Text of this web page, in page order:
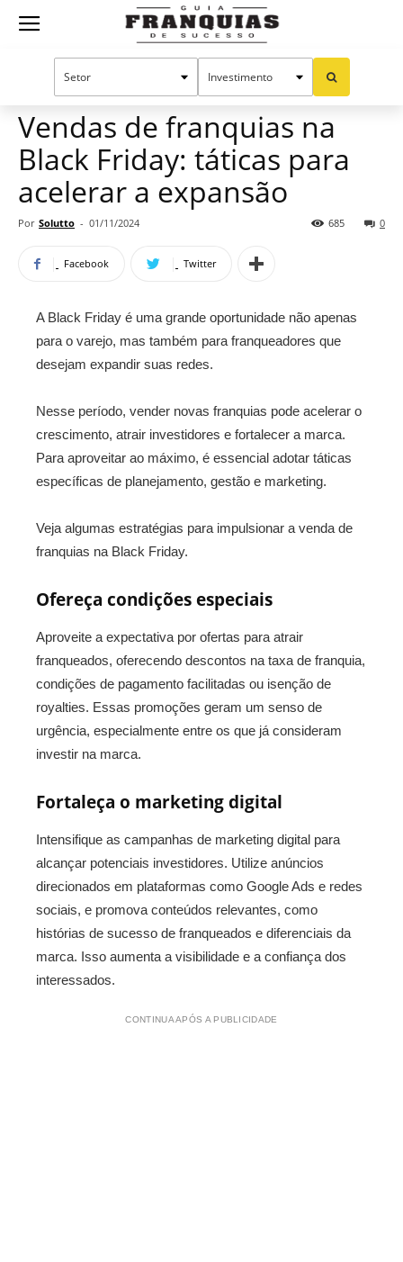
Guia
Manual do sucesso Gestão
Vendas de franquias na
Black Friday: táticas para
acelerar a expansão
Por Solutto - 01/11/2024 0
685
Facebook Twitter
A Black Friday é uma grande oportunidade não apenas
para o varejo, mas também para franqueadores que
desejam expandir suas redes.
Nesse período, vender novas franquias pode acelerar o
crescimento, atrair investidores e fortalecer a marca.
Para aproveitar ao máximo, é essencial adotar táticas
específicas de planejamento, gestão e marketing.
Veja algumas estratégias para impulsionar a venda de
franquias na Black Friday.
Ofereça condições especiais
Aproveite a expectativa por ofertas para atrair
franqueados, oferecendo descontos na taxa de franquia,
condições de pagamento facilitadas ou isenção de
royalties. Essas promoções geram um senso de
urgência, especialmente entre os que já consideram
investir na marca.
Fortaleça o marketing digital
Intensifique as campanhas de marketing digital para
alcançar potenciais investidores. Utilize anúncios
direcionados em plataformas como Google Ads e redes
sociais, e promova conteúdos relevantes, como
histórias de sucesso de franqueados e diferenciais da
marca. Isso aumenta a visibilidade e a confiança dos
interessados.
CONTINUA APÓS A PUBLICIDADE